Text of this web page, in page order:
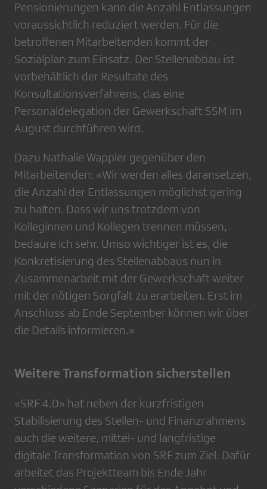
Pensionierungen kann die Anzahl Entlassungen
voraussichtlich reduziert werden. Für die
betroffenen Mitarbeitenden kommt der
Sozialplan zum Einsatz. Der Stellenabbau ist
vorbehältlich der Resultate des
Konsultationsverfahrens, das eine
Personaldelegation der Gewerkschaft SSM im
August durchführen wird.
Dazu Nathalie Wappler gegenüber den
Mitarbeitenden: «Wir werden alles daransetzen,
die Anzahl der Entlassungen möglichst gering
zu halten. Dass wir uns trotzdem von
Kolleginnen und Kollegen trennen müssen,
bedaure ich sehr. Umso wichtiger ist es, die
Konkretisierung des Stellenabbaus nun in
Zusammenarbeit mit der Gewerkschaft weiter
mit der nötigen Sorgfalt zu erarbeiten. Erst im
Anschluss ab Ende September können wir über
die Details informieren.»
Weitere Transformation sicherstellen
«SRF 4.0» hat neben der kurzfristigen
Stabilisierung des Stellen- und Finanzrahmens
auch die weitere, mittel- und langfristige
digitale Transformation von SRF zum Ziel. Dafür
arbeitet das Projektteam bis Ende Jahr